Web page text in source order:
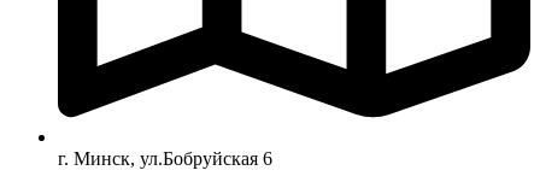
г. Минск, ул.Бобруйская 6